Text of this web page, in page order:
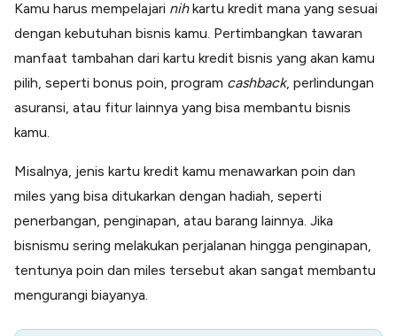
Kamu harus mempelajari nihkartu kredit mana yang sesuai
dengan kebutuhan bisnis kamu. Pertimbangkan tawaran
manfaat tambahan dari kartu kredit bisnis yang akan kamu
pilih, seperti bonus poin, program cashback, perlindungan
asuransi, atau fitur lainnya yang bisa membantu bisnis
kamu.
Misalnya, jenis kartu kredit kamu menawarkan poin dan
miles yang bisa ditukarkan dengan hadiah, seperti
penerbangan, penginapan, atau barang lainnya. Jika
bisnismu sering melakukan perjalanan hingga penginapan,
tentunya poin dan miles tersebut akan sangat membantu
mengurangi biayanya.